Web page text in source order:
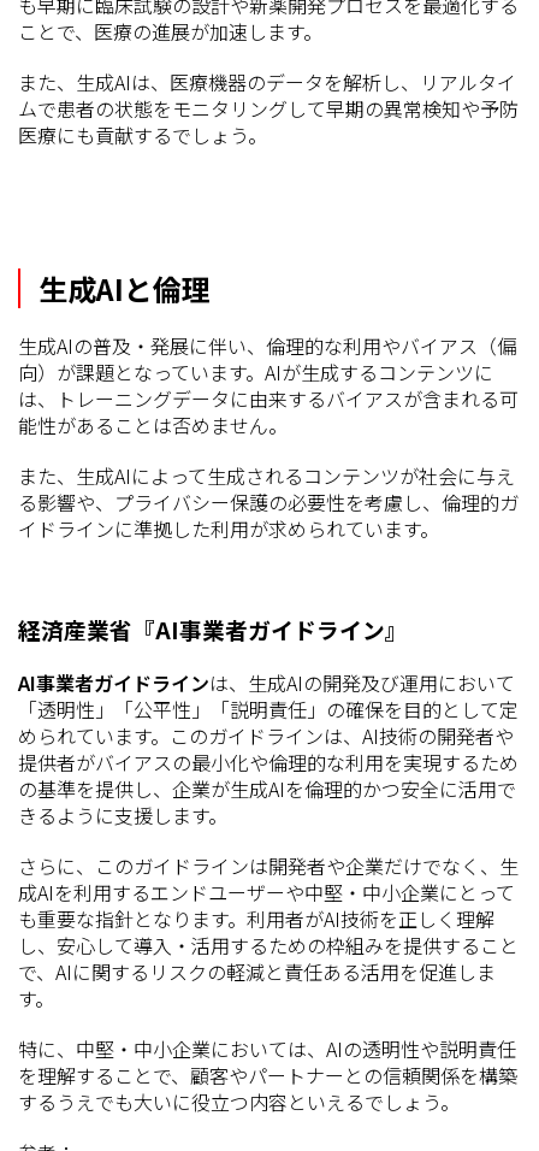
ことで、医療の進展が加速します。
また、生成AIは、医療機器のデータを解析し、リアルタイ
ムで患者の状態をモニタリングして早期の異常検知や予防
医療にも貢献するでしょう。
生成AIと倫理
生成AIの普及・発展に伴い、倫理的な利用やバイアス（偏
向）が課題となっています。AIが生成するコンテンツに
は、トレーニングデータに由来するバイアスが含まれる可
能性があることは否めません。
また、生成AIによって生成されるコンテンツが社会に与え
る影響や、プライバシー保護の必要性を考慮し、倫理的ガ
イドラインに準拠した利用が求められています。
経済産業省『AI事業者ガイドライン』
AI事業者ガイドラインは、生成AIの開発及び運用において
「透明性」「公平性」「説明責任」の確保を目的として定
められています。このガイドラインは、AI技術の開発者や
提供者がバイアスの最小化や倫理的な利用を実現するため
の基準を提供し、企業が生成AIを倫理的かつ安全に活用で
きるように支援します。
さらに、このガイドラインは開発者や企業だけでなく、生
成AIを利用するエンドユーザーや中堅・中小企業にとって
も重要な指針となります。利用者がAI技術を正しく理解
し、安心して導入・活用するための枠組みを提供すること
で、AIに関するリスクの軽減と責任ある活用を促進しま
す。
特に、中堅・中小企業においては、AIの透明性や説明責任
を理解することで、顧客やパートナーとの信頼関係を構築
するうえでも大いに役立つ内容といえるでしょう。